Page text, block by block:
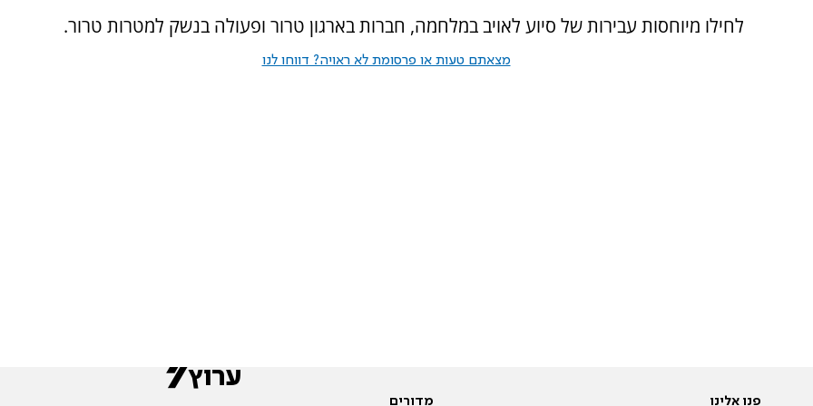
לחילו מיוחסות עבירות של סיוע לאויב במלחמה, חברות בארגון טרור ופעולה בנשק למטרות טרור.
מצאתם טעות או פרסומת לא ראויה? דווחו לנו
פנו אלינו מדורים